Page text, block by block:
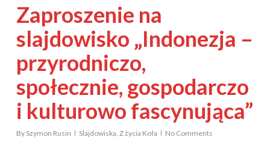
Zaproszenie na
slajdowisko „Indonezja –
przyrodniczo,
społecznie, gospodarczo
i kulturowo fascynująca”
By Szymon Rusin Slajdowiska Z życia Koła No Comments